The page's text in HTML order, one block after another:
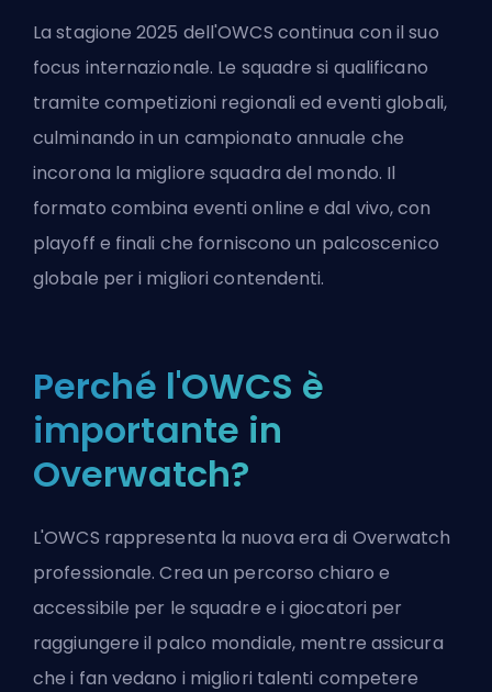
La stagione 2025 dell'OWCS continua con il suo
focus internazionale. Le squadre si qualificano
tramite competizioni regionali ed eventi globali,
culminando in un campionato annuale che
incorona la migliore squadra del mondo. Il
formato combina eventi online e dal vivo, con
playoff e finali che forniscono un palcoscenico
globale per i migliori contendenti.
Perché l'OWCS è
importante in
Overwatch?
L'OWCS rappresenta la nuova era di Overwatch
professionale. Crea un percorso chiaro e
accessibile per le squadre e i giocatori per
raggiungere il palco mondiale, mentre assicura
che i fan vedano i migliori talenti competere